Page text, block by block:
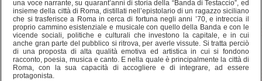
una voce narrante, su quarant’anni di storia della “Banda di Testaccio”, ed
insieme della città di Roma, distillati nell’epistolario di un ragazzo siciliano
che si trasferisce a Roma in cerca di fortuna negli anni ’70, e intreccia il
proprio cammino esistenziale e musicale con quello della Banda e con le
vicende sociali, politiche e culturali che investono la capitale, e in cui
anche gran parte del pubblico si ritrova, per averle vissute. Si tratta perciò
di una proposta di alta qualità emotiva ed artistica in cui si fondono
racconto, poesia, musica e canto. E nella quale è principalmente la città di
Roma, con la sua capacità di accogliere e di integrare, ad essere
protagonista.